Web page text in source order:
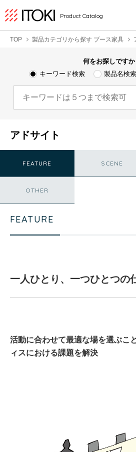
Product Catalog
TOP 製品カテゴリから探す ブース家具
何をお探しですか
キーワード検索
製品名検索
アドサイト
FEATURE SCENE
OTHER
FEATURE
一人ひとり、一つひとつの
活動に合わせて最適な場を選ぶこ
ィスにおける課題を解決